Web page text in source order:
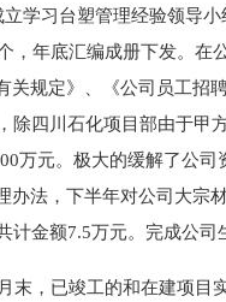
学习台塑管理经验领导
，年底汇编成册下发。
关规定》、《公司员工招
除四川石化项目部由于甲
万元。极大的缓解了公
办法，下半年对公司大宗
计金额7.5万元。完成公
，已竣工的和在建项目